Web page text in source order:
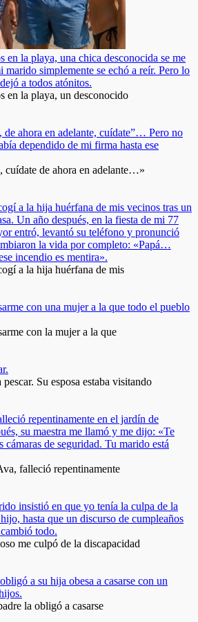
en la playa, una chica desconocida se me
simplemente se echó a reír. Pero lo
a todos atónitos.
en la playa, un desconocido
ahora en adelante, cuídate”… Pero no
dependido de mi firma hasta ese
de ahora en adelante…»
a la hija huérfana de mis vecinos tras un
Un año después, en la fiesta de mi 77
entró, levantó su teléfono y pronunció
la vida por completo: «Papá…
incendio es mentira».
a la hija huérfana de mis
con una mujer a la que todo el pueblo
con la mujer a la que
Su esposa estaba visitando
repentinamente en el jardín de
su maestra me llamó y me dijo: «Te
cámaras de seguridad. Tu marido está
falleció repentinamente
insistió en que yo tenía la culpa de la
hasta que un discurso de cumpleaños
todo.
me culpó de la discapacidad
a su hija obesa a casarse con un
la obligó a casarse